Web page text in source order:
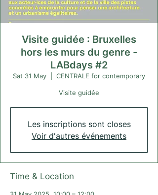
Visite guidée : Bruxelles
hors les murs du genre -
LABdays #2
Sat 31 May CENTRALE for contemporary
Visite guidée
Les inscriptions sont closes
Voir d'autres événements
Time & Location